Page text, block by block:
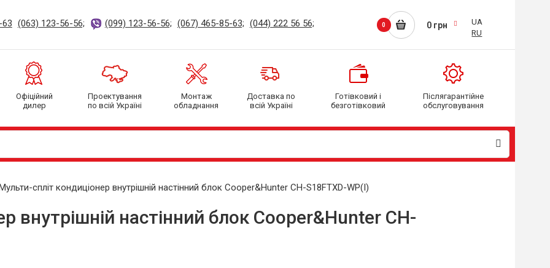
UA
RU
(063) 123-56-56; (099) 123-56-56; (067) 465-85-63; (044) 222 56 56; 0 0 грн
Офіційний
дилер
Проектування
по всій Україні
Монтаж
обладнання
Доставка по
всій Україні
Готівковий і
безготівковий
Післягарантійне
обслуговування
спліт кондиціонер внутрішній настінний блок Cooper&Hunter CH-S18FTXD-WP(I)
внутрішній настінний блок Cooper&Hunter CH-